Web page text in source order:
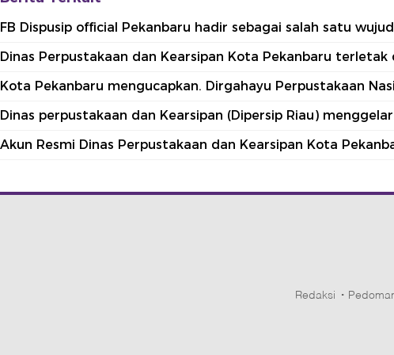
FB Dispusip official Pekanbaru hadir sebagai salah satu
Dinas Perpustakaan dan Kearsipan Kota Pekanbaru terletak
Kota Pekanbaru mengucapkan. Dirgahayu Perpustakaan
Dinas perpustakaan dan Kearsipan (Dipersip Riau)
Akun Resmi Dinas Perpustakaan dan Kearsipan Kota
Redaksi